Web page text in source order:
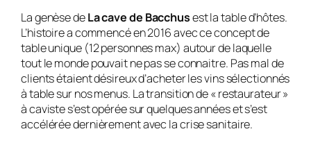
La genèse deLa cave de Bacchusest la table d’hôtes.
L’histoire a commencé en 2016 avec ce concept de
table unique (12 personnes max) autour de laquelle
tout le monde pouvait ne pas se connaitre. Pas mal de
clients étaient désireux d’acheter les vins sélectionnés
à table sur nos menus. La transition de « restaurateur »
à caviste s’est opérée sur quelques années et s’est
accélérée dernièrement avec la crise sanitaire.